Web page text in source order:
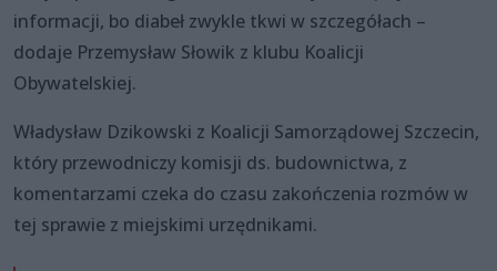
informacji, bo diabeł zwykle tkwi w szczegółach –
dodaje Przemysław Słowik z klubu Koalicji
Obywatelskiej.
Władysław Dzikowski z Koalicji Samorządowej Szczecin,
który przewodniczy komisji ds. budownictwa, z
komentarzami czeka do czasu zakończenia rozmów w
tej sprawie z miejskimi urzędnikami.